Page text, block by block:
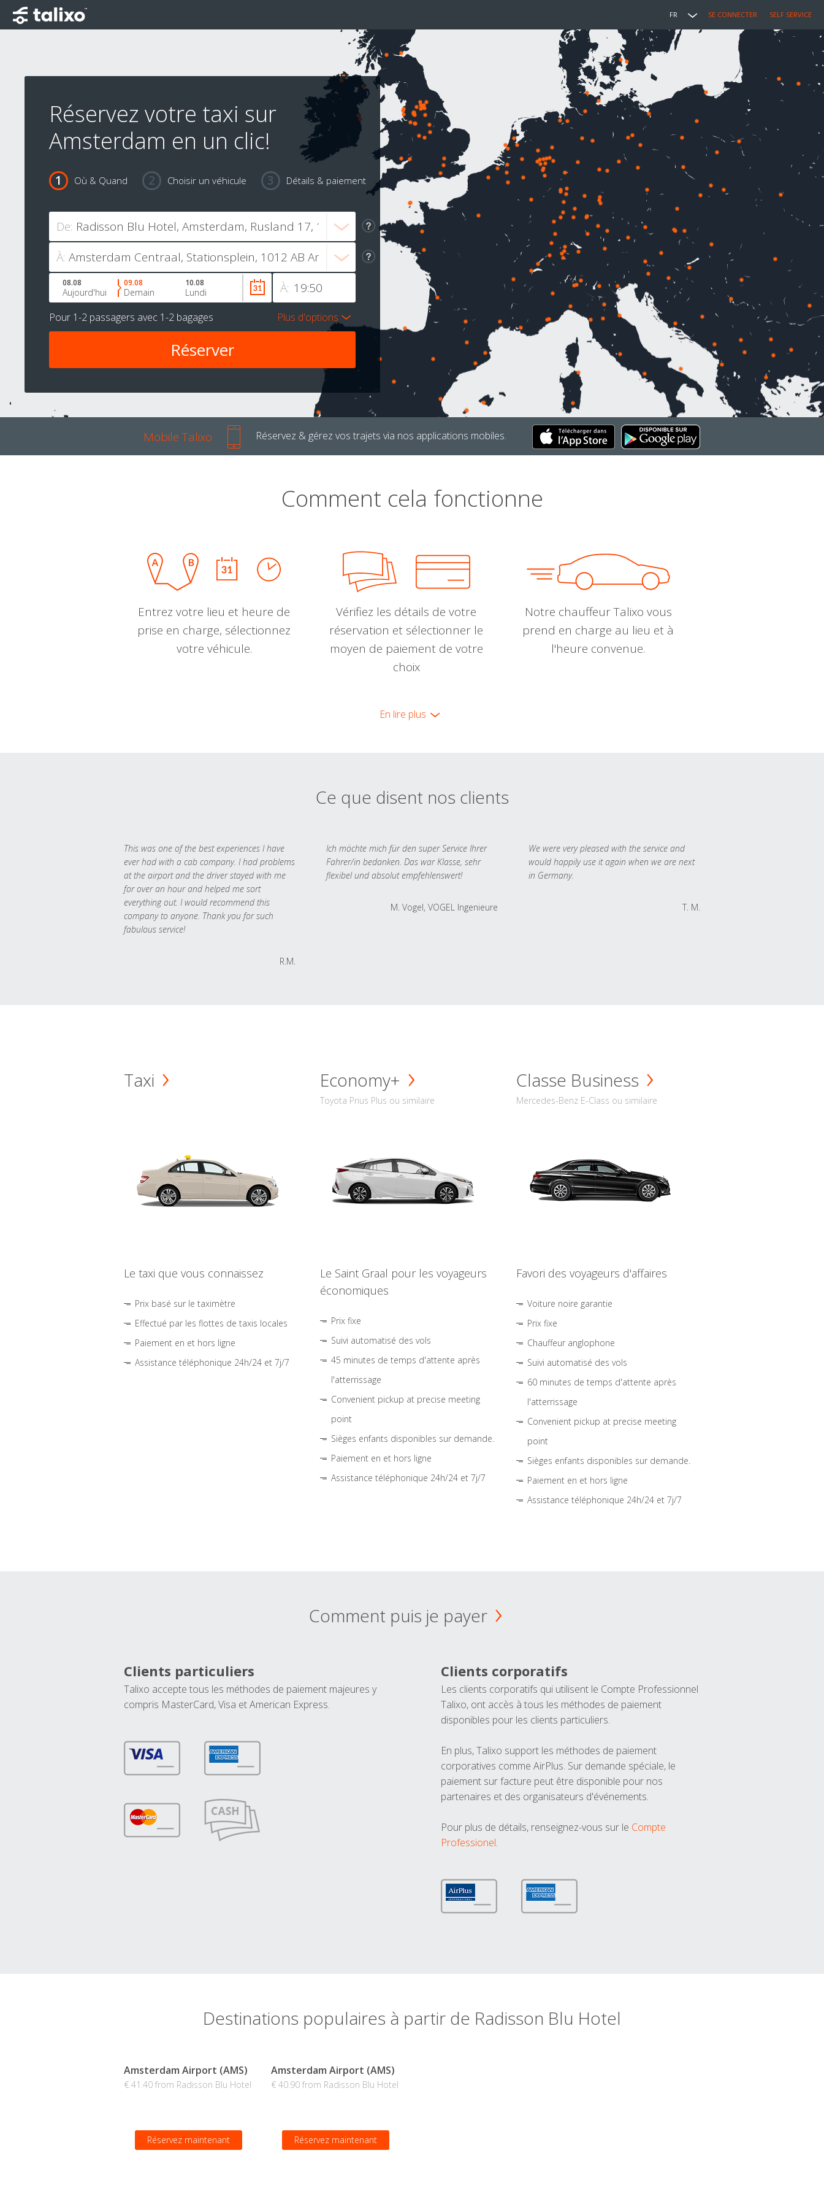
FR SE CONNECTER SELF SERVICE
Réservez votre taxi sur
Amsterdam en un clic!
Où & Quand Choisir un véhicule Détails & paiement
De:
À:
À:
08.08
Aujourd'hui
09.08
Demain
10.08
Lundi
Pour 1-2 passagers avec 1-2 bagages Plus d'options
Mobile Talixo Réservez & gérez vos trajets via nos applications mobiles.
Comment cela fonctionne
Entrez votre lieu et heure de
prise en charge, sélectionnez
votre véhicule.
Vérifiez les détails de votre
réservation et sélectionner le
moyen de paiement de votre
choix
Notre chauffeur Talixo vous
prend en charge au lieu et à
l'heure convenue.
En lire plus
Ce que disent nos clients
This was one of the best experiences I have
ever had with a cab company. I had problems
at the airport and the driver stayed with me
for over an hour and helped me sort
everything out. I would recommend this
company to anyone. Thank you for such
fabulous service!
R.M.
Ich möchte mich für den super Service Ihrer
Fahrer/in bedanken. Das war Klasse, sehr
flexibel und absolut empfehlenswert!
M. Vogel, VOGEL Ingenieure
We were very pleased with the service and
would happily use it again when we are next
in Germany.
T. M.
Taxi
Le taxi que vous connaissez
Prix basé sur le taximètre
Effectué par les flottes de taxis locales
Paiement en et hors ligne
Assistance téléphonique 24h/24 et 7j/7
Economy+
Toyota Prius Plus ou similaire
Le Saint Graal pour les voyageurs
économiques
Prix fixe
Suivi automatisé des vols
45 minutes de temps d'attente après
l'atterrissage
Convenient pickup at precise meeting
point
Sièges enfants disponibles sur demande.
Paiement en et hors ligne
Assistance téléphonique 24h/24 et 7j/7
Classe Business
Mercedes-Benz E-Class ou similaire
Favori des voyageurs d'affaires
Voiture noire garantie
Prix fixe
Chauffeur anglophone
Suivi automatisé des vols
60 minutes de temps d'attente après
l'atterrissage
Convenient pickup at precise meeting
point
Sièges enfants disponibles sur demande.
Paiement en et hors ligne
Assistance téléphonique 24h/24 et 7j/7
Comment puis je payer
Clients particuliers
Talixo accepte tous les méthodes de paiement majeures y
compris MasterCard, Visa et American Express.
Clients corporatifs
Les clients corporatifs qui utilisent le Compte Professionnel
Talixo, ont accès à tous les méthodes de paiement
disponibles pour les clients particuliers.
En plus, Talixo support les méthodes de paiement
corporatives comme AirPlus. Sur demande spéciale, le
paiement sur facture peut être disponible pour nos
partenaires et des organisateurs d'événements.
Pour plus de détails, renseignez-vous sur le Compte
Professionel.
Destinations populaires à partir de Radisson Blu Hotel
Amsterdam Airport (AMS)
€ 41.40 from Radisson Blu Hotel
Réservez maintenant
Amsterdam Airport (AMS)
€ 40.90 from Radisson Blu Hotel
Réservez maintenant